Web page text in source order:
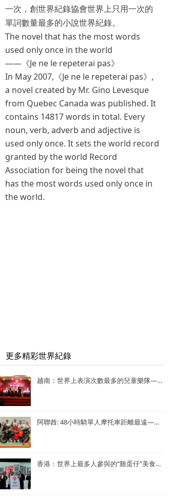
一次，創世界紀錄協會世界上只用一次的
單詞數量最多的小說世界紀錄。
The novel that has the most words
used only once in the world
——《Je ne le repeterai pas》
In May 2007,《Je ne le repeterai pas》,
a novel created by Mr. Gino Levesque
from Quebec Canada was published. It
contains 14817 words in total. Every
noun, verb, adverb and adjective is
used only once. It sets the world record
granted by the world Record
Association for being the novel that
has the most words used only once in
the world.
越南：世界上表演次數最多的兒童樂隊——Vo Thanh Trang School Marching Band
阿聯酋: 48小時騎單人摩托車距離最遠—— Lotfi Hamrouni
香港：世界上最多人參與的“雞蛋仔”美食活動——謝霆鋒陳奕迅香港“雞蛋仔”美食活動
更多精彩世界紀錄